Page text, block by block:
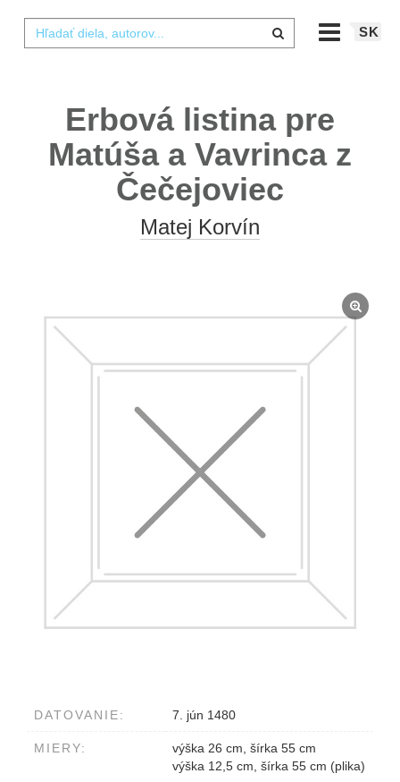
SK
Erbová listina pre
Matúša a Vavrinca z
Čečejoviec
Matej Korvín
DATOVANIE: 7. jún 1480
MIERY:
výška 26 cm, šírka 55 cm
výška 12,5 cm, šírka 55 cm (plika)